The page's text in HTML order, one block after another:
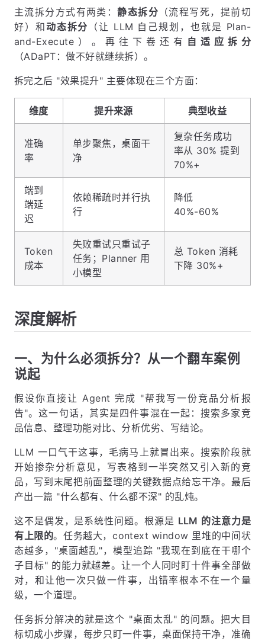
主流拆分方式有两类：静态拆分 （流程写死，提前切
好）和动态拆分
（让 LLM 自己规划，也就是 Plan-
and-Execute）。再往下卷还有 自适应拆分
（ADaPT：做不好就继续拆）。
拆完之后 "效果提升" 主要体现在三个方面：
维度 提升来源 典型收益
准确
率
单步聚焦，桌面干
净
复杂任务成功
率从 30% 提到
70%+
端到
端延
迟
依赖稀疏时并行执
行
降低
40%-60%
Token
成本
失败重试只重试子
任务；Planner 用
小模型
总 Token 消耗
下降 30%+
深度解析
一、为什么必须拆分？从一个翻车案例
说起
假设你直接让 Agent 完成 "帮我写一份竞品分析报
告"。这一句话，其实是四件事混在一起：搜索多家竞
品信息、整理功能对比、分析优劣、写结论。
LLM 一口气干这事，毛病马上就冒出来。搜索阶段就
开始掺杂分析意见，写表格到一半突然又引入新的竞
品，写到末尾把前面整理的关键数据点给忘干净。最后
产出一篇 "什么都有、什么都不深" 的乱炖。
这不是偶发，是系统性问题。根源是 LLM 的注意力是
有上限的。任务越大，context window 里堆的中间状
态越多，"桌面越乱"，模型追踪 "我现在到底在干哪个
子目标" 的能力就越差。让一个人同时盯十件事全部做
对，和让他一次只做一件事，出错率根本不在一个量
级，一个道理。
任务拆分解决的就是这个 "桌面太乱" 的问题。把大目
标切成小步骤，每步只盯一件事，桌面保持干净，准确